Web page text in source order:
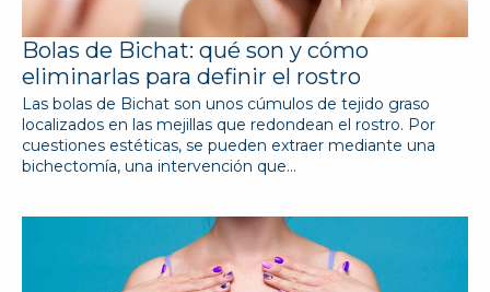
Bolas de Bichat: qué son y cómo
eliminarlas para definir el rostro
Las bolas de Bichat son unos cúmulos de tejido graso
localizados en las mejillas que redondean el rostro. Por
cuestiones estéticas, se pueden extraer mediante una
bichectomía, una intervención que…